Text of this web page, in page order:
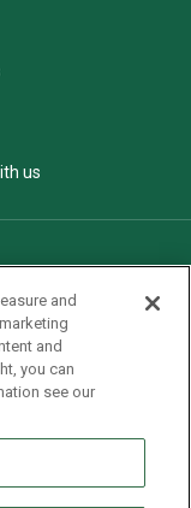
us
and
and
you can
see our